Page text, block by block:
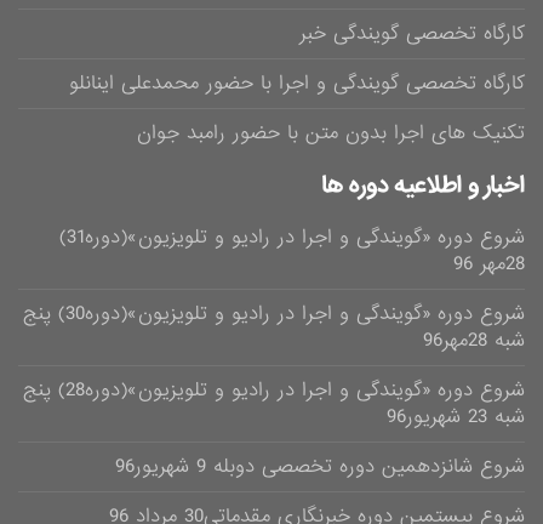
کارگاه تخصصی گویندگی خبر
کارگاه تخصصی گویندگی و اجرا با حضور محمدعلی اینانلو
تکنیک های اجرا بدون متن با حضور رامبد جوان
اخبار و اطلاعیه دوره ها
شروع دوره «گویندگی و اجرا در رادیو و تلویزیون»(دوره31)
28مهر 96
شروع دوره «گویندگی و اجرا در رادیو و تلویزیون»(دوره30) پنج
شبه 28مهر96
شروع دوره «گویندگی و اجرا در رادیو و تلویزیون»(دوره28) پنج
شبه 23 شهریور96
شروع شانزدهمین دوره تخصصی دوبله 9 شهریور96
شروع بیستمین دوره خبرنگاری مقدماتی30 مرداد 96